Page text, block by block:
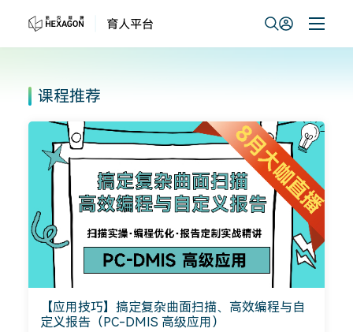
课程推荐
【应用技巧】搞定复杂曲面扫描、高效编程与自
定义报告（PC-DMIS 高级应用）